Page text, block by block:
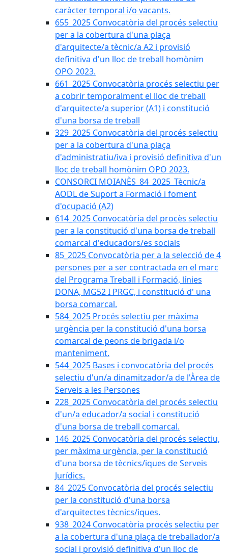
caràcter temporal i/o vacants.
655_2025 Convocatòria del procés selectiu
per a la cobertura d'una plaça
d'arquitecte/a tècnic/a A2 i provisió
definitiva d'un lloc de treball homònim
OPO 2023.
661_2025 Convocatòria procés selectiu per
a cobrir temporalment el lloc de treball
d'arquitecte/a superior (A1) i constitució
d'una borsa de treball
329_2025 Convocatòria del procés selectiu
per a la cobertura d'una plaça
d'administratiu/iva i provisió definitiva d'un
lloc de treball homònim OPO 2023.
CONSORCI MOIANÈS_84_2025_Tècnic/a
AODL de Suport a Formació i foment
d'ocupació (A2)
614_2025 Convocatòria del procès selectiu
per a la constitució d'una borsa de treball
comarcal d'educadors/es socials
85_2025 Convocatòria per a la selecció de 4
persones per a ser contractada en el marc
del Programa Treball i Formació, línies
DONA, MG52 I PRGC, i constitució d' una
borsa comarcal.
584_2025 Procés selectiu per màxima
urgència per la constitució d'una borsa
comarcal de peons de brigada i/o
manteniment.
544_2025 Bases i convocatòria del procés
selectiu d'un/a dinamitzador/a de l'Àrea de
Serveis a les Persones
228_2025 Convocatòria del procés selectiu
d'un/a educador/a social i constitució
d'una borsa de treball comarcal.
146_2025 Convocatòria del procés selectiu,
per màxima urgència, per la constitució
d'una borsa de tècnics/iques de Serveis
Jurídics.
84_2025 Convocatòria del procés selectiu
per la constitució d'una borsa
d'arquitectes tècnics/iques.
938_2024 Convocatòria procés selectiu per
a la cobertura d'una plaça de treballador/a
social i provisió definitiva d'un lloc de